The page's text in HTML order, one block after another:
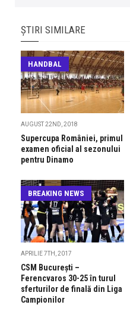
ȘTIRI SIMILARE
HANDBAL
AUGUST 22ND, 2018
Supercupa României, primul
examen oficial al sezonului
pentru Dinamo
BREAKING NEWS
APRILIE 7TH, 2017
CSM Bucureşti –
Ferencvaros 30-25 în turul
sferturilor de finală din Liga
Campionilor